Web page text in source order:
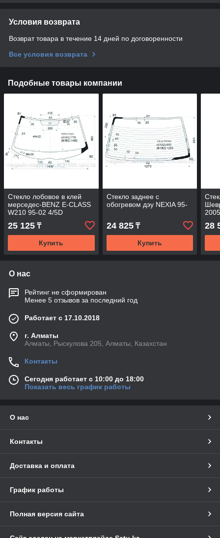
Условия возврата
Возврат товара в течение 14 дней по договоренности
Все условия возврата
Подобные товары компании
Стекло лобовое в клей
мерседес-BENZ E-CLASS
W210 95-02 4/5D
25 125 ₸
Купить
Стекло заднее с
обогревом дэу NEXIA 95-
24 825₸
Купить
28
О нас
Рейтинг не сформирован
Менее 5 отзывов за последний год
Работает с 17.10.2018
г. Алматы
Алматы, Рыскулова 205, Алматы, Казахстан
Контакты
Сегодня работает с 10:00 до 18:00
Показать весь график работы
О нас
Контакты
Доставка и оплата
График работы
Полная версия сайта